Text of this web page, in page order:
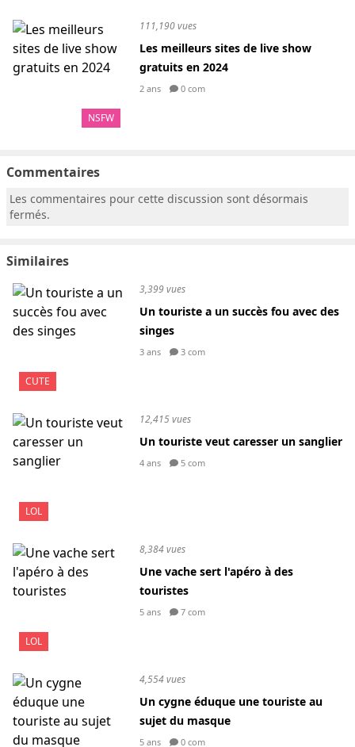
NSFW
111,190 vues
Les meilleurs sites de live show
gratuits en 2024
2 ans 0 com
Commentaires
Les commentaires pour cette discussion sont désormais
fermés.
Similaires
CUTE
3,399 vues
Un touriste a un succès fou avec des
singes
3 ans 3 com
LOL
12,415 vues
Un touriste veut caresser un sanglier
4 ans 5 com
LOL
8,384 vues
Une vache sert l'apéro à des
touristes
5 ans 7 com
4,554 vues
Un cygne éduque une touriste au
sujet du masque
5 ans 0 com